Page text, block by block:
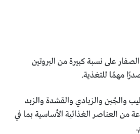
على نسبة كبيرة من البروتين
مهمًا للتغذية.
والجُبن والزبادي والقشدة والزبد
من العناصر الغذائية الأساسية بما في